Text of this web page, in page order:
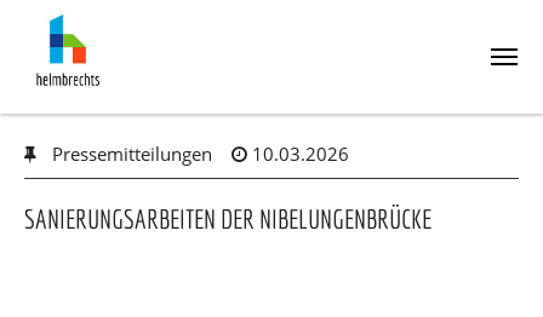
main
content
Pressemitteilungen 10.03.2026
SANIERUNGSARBEITEN DER NIBELUNGENBRÜCKE